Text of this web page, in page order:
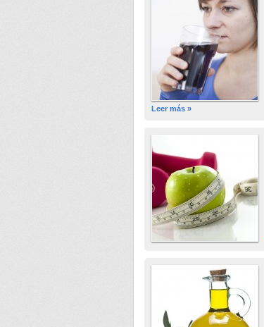
Leer más »